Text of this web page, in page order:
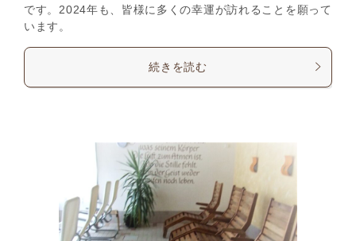
です。2024年も、皆様に多くの幸運が訪れることを願って
います。
続きを読む